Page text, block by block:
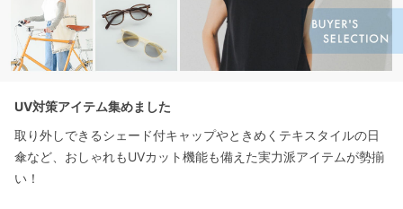
UV対策アイテム集めました
取り外しできるシェード付キャップやときめくテキスタイルの日
傘など、おしゃれもUVカット機能も備えた実力派アイテムが勢揃
い！